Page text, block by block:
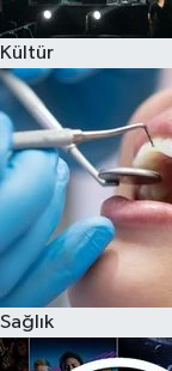
Kültür
Sağlık